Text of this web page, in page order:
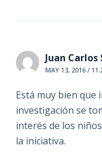
Juan Carlos
MAY 13, 2016 /
Está muy bien que
investigación se
interés de los
la iniciativa.